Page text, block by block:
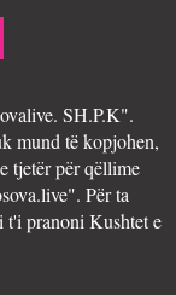
SH.P.K".
mund të kopjohen,
tjetër për qëllime
Për ta
t'i pranoni Kushtet e